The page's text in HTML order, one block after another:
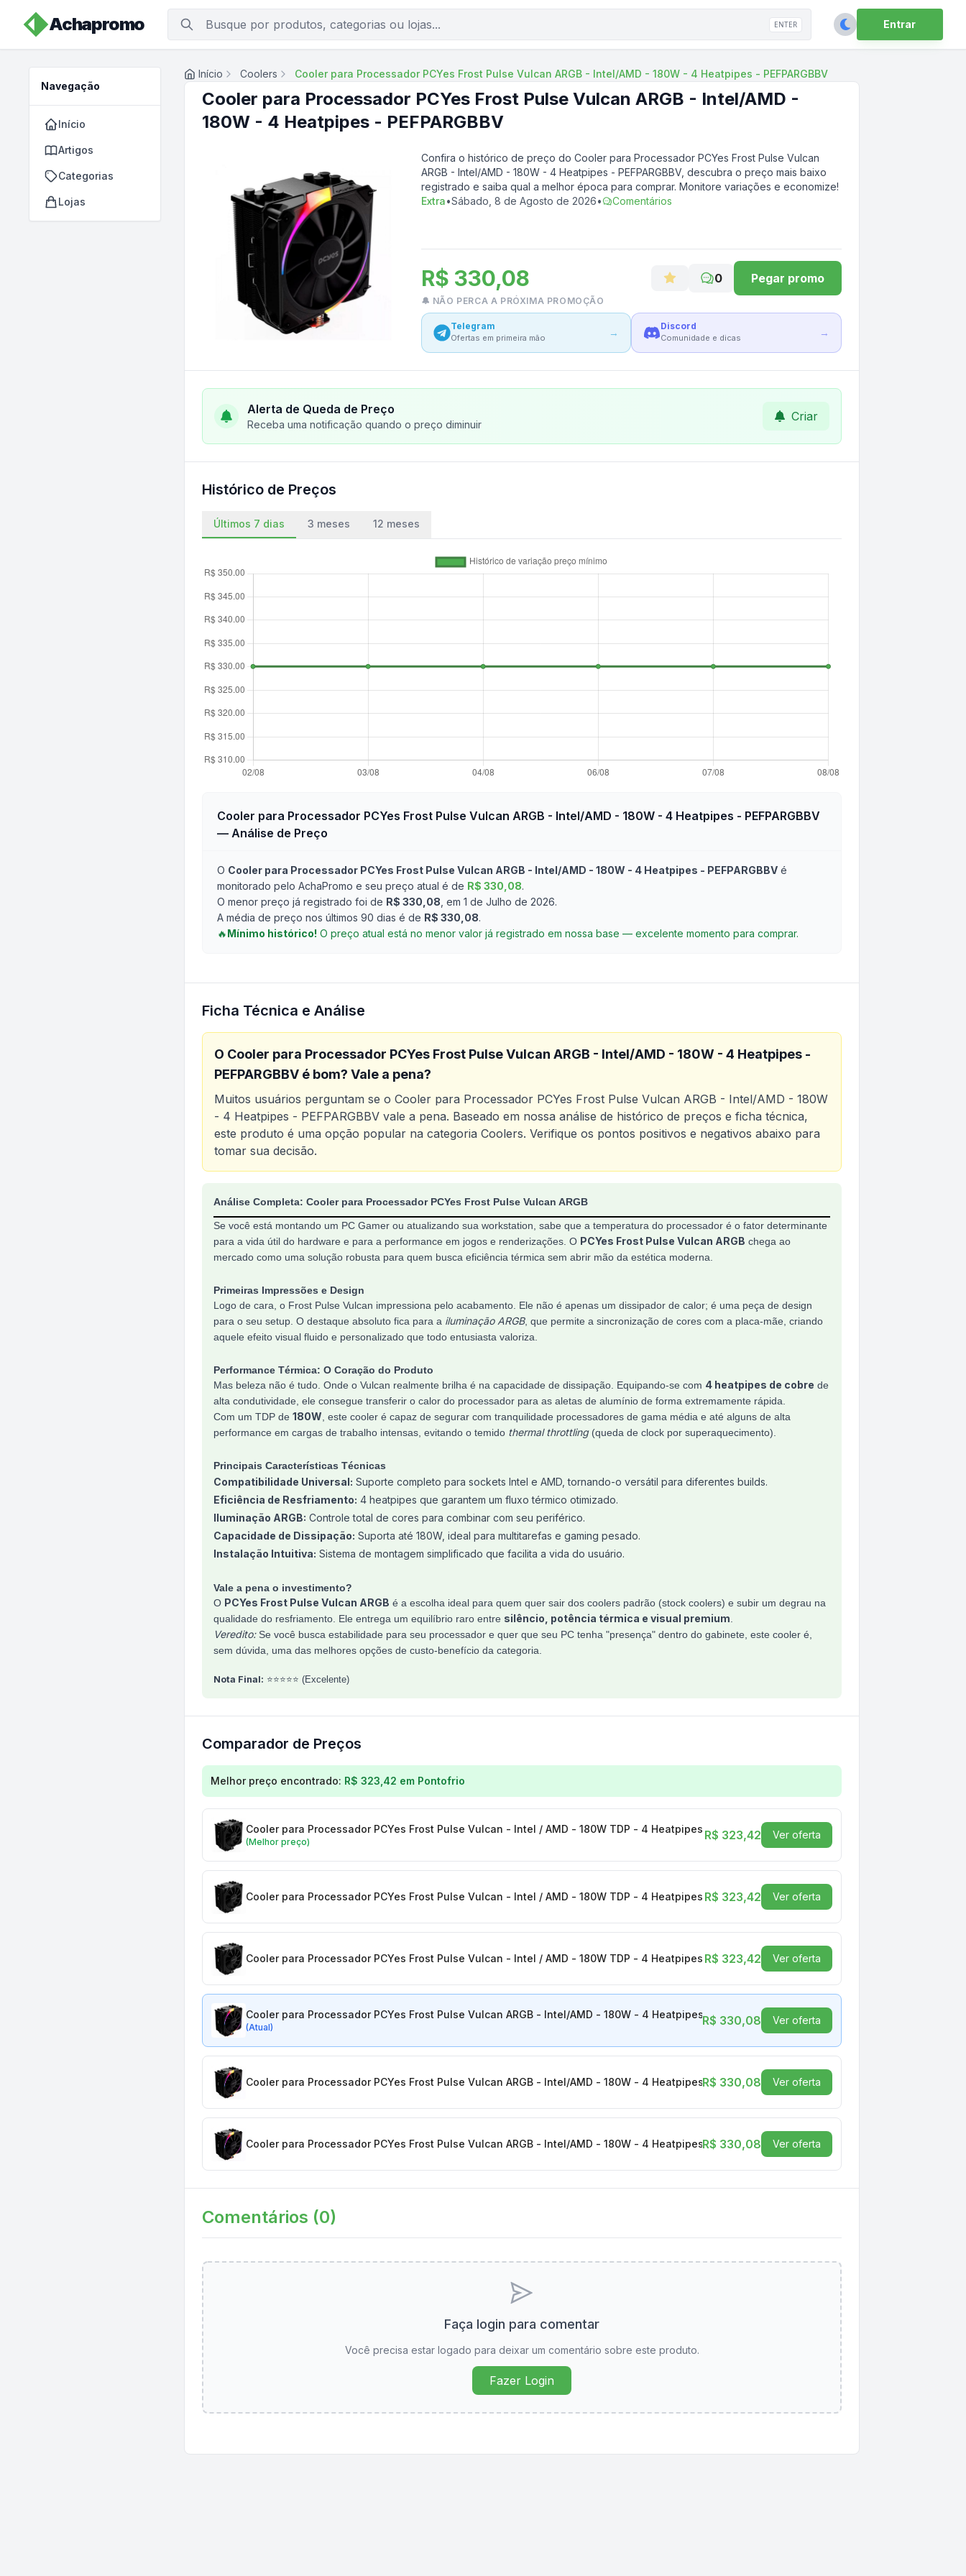
Achapromo ENTER Entrar
Navegação
Início
Artigos
Categorias
Lojas
Início Coolers Cooler para Processador PCYes Frost Pulse Vulcan ARGB - Intel/AMD - 180W - 4 Heatpipes - PEFPARGBBV
Cooler para Processador PCYes Frost Pulse Vulcan ARGB - Intel/AMD -
180W - 4 Heatpipes - PEFPARGBBV
Confira o histórico de preço do Cooler para Processador PCYes Frost Pulse Vulcan
ARGB - Intel/AMD - 180W - 4 Heatpipes - PEFPARGBBV, descubra o preço mais baixo
registrado e saiba qual a melhor época para comprar. Monitore variações e economize!
Extra•Sábado, 8 de Agosto de 2026• Comentários
R$ 330,08 0 Pegar promo
🔔 NÃO PERCA A PRÓXIMA PROMOÇÃO
Telegram
Ofertas em primeira mão →
Discord
Comunidade e dicas →
Alerta de Queda de Preço
Receba uma notificação quando o preço diminuir
Criar
Histórico de Preços
Últimos 7 dias 3 meses 12 meses
Cooler para Processador PCYes Frost Pulse Vulcan ARGB - Intel/AMD - 180W - 4 Heatpipes - PEFPARGBBV
— Análise de Preço
O Cooler para Processador PCYes Frost Pulse Vulcan ARGB - Intel/AMD - 180W - 4 Heatpipes - PEFPARGBBV é
monitorado pelo AchaPromo e seu preço atual é de R$ 330,08.
O menor preço já registrado foi de R$ 330,08 , em 1 de Julho de 2026.
A média de preço nos últimos 90 dias é de R$ 330,08.
🔥Mínimo histórico! O preço atual está no menor valor já registrado em nossa base — excelente momento para comprar.
Ficha Técnica e Análise
O Cooler para Processador PCYes Frost Pulse Vulcan ARGB - Intel/AMD - 180W - 4 Heatpipes -
PEFPARGBBV é bom? Vale a pena?
Muitos usuários perguntam se o Cooler para Processador PCYes Frost Pulse Vulcan ARGB - Intel/AMD - 180W
- 4 Heatpipes - PEFPARGBBV vale a pena. Baseado em nossa análise de histórico de preços e ficha técnica,
este produto é uma opção popular na categoria Coolers. Verifique os pontos positivos e negativos abaixo para
tomar sua decisão.
Análise do produtoCooler para Processador PCYes Frost Pulse Vulcan ARGB - Intel/AMD - 180W - 4 Heatpipes - PEFPARGBBV
Análise Completa: Cooler para Processador PCYes Frost Pulse Vulcan ARGB
Se você está montando um PC Gamer ou atualizando sua workstation, sabe que a temperatura do processador é o fator determinante
para a vida útil do hardware e para a performance em jogos e renderizações. O PCYes Frost Pulse Vulcan ARGB chega ao
mercado como uma solução robusta para quem busca eficiência térmica sem abrir mão da estética moderna.
Primeiras Impressões e Design
Logo de cara, o Frost Pulse Vulcan impressiona pelo acabamento. Ele não é apenas um dissipador de calor; é uma peça de design
para o seu setup. O destaque absoluto fica para a iluminação ARGB, que permite a sincronização de cores com a placa-mãe, criando
aquele efeito visual fluido e personalizado que todo entusiasta valoriza.
Performance Térmica: O Coração do Produto
Mas beleza não é tudo. Onde o Vulcan realmente brilha é na capacidade de dissipação. Equipando-se com 4 heatpipes de cobre de
alta condutividade, ele consegue transferir o calor do processador para as aletas de alumínio de forma extremamente rápida.
Com um TDP de 180W , este cooler é capaz de segurar com tranquilidade processadores de gama média e até alguns de alta
performance em cargas de trabalho intensas, evitando o temido thermal throttling(queda de clock por superaquecimento).
Principais Características Técnicas
Compatibilidade Universal: Suporte completo para sockets Intel e AMD, tornando-o versátil para diferentes builds.
Eficiência de Resfriamento: 4 heatpipes que garantem um fluxo térmico otimizado.
Iluminação ARGB: Controle total de cores para combinar com seu periférico.
Capacidade de Dissipação: Suporta até 180W, ideal para multitarefas e gaming pesado.
Instalação Intuitiva: Sistema de montagem simplificado que facilita a vida do usuário.
Vale a pena o investimento?
O PCYes Frost Pulse Vulcan ARGB é a escolha ideal para quem quer sair dos coolers padrão (stock coolers) e subir um degrau na
qualidade do resfriamento. Ele entrega um equilíbrio raro entre silêncio, potência térmica e visual premium
Veredito:Se você busca estabilidade para seu processador e quer que seu PC tenha "presença" dentro do gabinete, este cooler é,
sem dúvida, uma das melhores opções de custo-benefício da categoria.
Nota Final: ⭐⭐⭐⭐⭐ (Excelente)
Comparador de Preços
Comparação de preços para Cooler para Processador PCYes Frost Pulse Vulcan ARGB - Intel/AMD - 180W - 4 Heatpipes -
Melhor preço encontrado: R$ 323,42 em Pontofrio
Cooler para Processador PCYes Frost Pulse Vulcan - Intel / AMD - 180W TDP - 4 Heatpipes - PEFPBV
(Melhor preço) R$ 323,42 Ver oferta
Cooler para Processador PCYes Frost Pulse Vulcan - Intel / AMD - 180W TDP - 4 Heatpipes - PEFPBV
R$ 323,42 Ver oferta
Cooler para Processador PCYes Frost Pulse Vulcan - Intel / AMD - 180W TDP - 4 Heatpipes - PEFPBV
R$ 323,42 Ver oferta
Cooler para Processador PCYes Frost Pulse Vulcan ARGB - Intel/AMD - 180W - 4 Heatpipes - PEFPARGBBV
(Atual) R$ 330,08 Ver oferta
Cooler para Processador PCYes Frost Pulse Vulcan ARGB - Intel/AMD - 180W - 4 Heatpipes - PEFPARGBBV
R$ 330,08 Ver oferta
Cooler para Processador PCYes Frost Pulse Vulcan ARGB - Intel/AMD - 180W - 4 Heatpipes - PEFPARGBBV
R$ 330,08 Ver oferta
Comentários (0)
Faça login para comentar
Você precisa estar logado para deixar um comentário sobre este produto.
Fazer Login